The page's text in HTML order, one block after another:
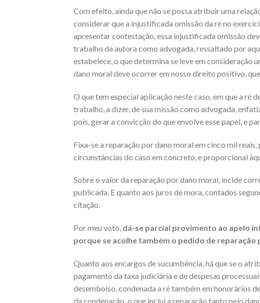
Com efeito, ainda que não se possa atribuir uma
considerar que a injustificada omissão da ré no
apresentar contestação, essa injustificada omissão
trabalho da autora como advogada, ressaltado por
estabelece, o que determina se leve em consideração
dano moral deve ocorrer em nosso direito positivo,
O que tem especial aplicação neste caso, em que a ré
trabalho, a dizer, de sua missão como advogada,
pois, gerar a convicção do que envolve esse papel, e
Fixa-se a reparação por dano moral em cinco mil
circunstâncias do caso em concreto, e proporcional
Sobre o valor da reparação por dano moral, incide
publicada. E quanto aos juros de mora, contados
citação.
Por meu voto, dá-se parcial provimento ao apelo
porque se acolhe também o pedido de
Quanto aos encargos de sucumbência, há que se o
pagamento da taxa judiciária e de despesas
desembolso, condenada a ré também em honorários
da condenação, o que inclui a reparação tanto pelo